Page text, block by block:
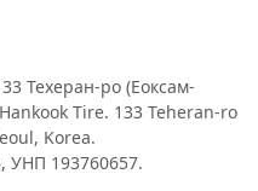
Техеран-ро (Еоксам-
Tire. 133 Teheran-ro
Korea.
193760657.